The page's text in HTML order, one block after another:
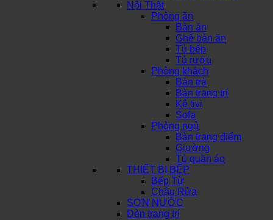
Nội Thất
Phòng ăn
Bàn ăn
Ghế bàn ăn
Tủ bếp
Tủ rượu
Phòng khách
Bàn trà
Bàn trang trí
Kệ tivi
Sofa
Phòng ngủ
Bàn trang điểm
Giường
Tủ quần áo
THIẾT BỊ BẾP
Bếp Từ
Chậu Rửa
SƠN NƯỚC
Đèn trang trí